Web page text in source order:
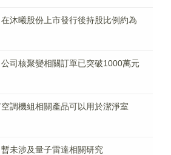
沐曦股份上市發行後持股比例約為
司核聚變相關訂單已突破1000萬元
調機組相關產品可以用於潔淨室
未涉及量子雷達相關研究